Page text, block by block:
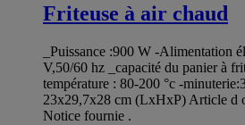
Friteuse à air chaud
_Puissance :900 W -Alimentation
V,50/60 hz _capacité du panier à
température : 80-200 °c -
23x29,7x28 cm (LxHxP) Article d
Notice fournie .